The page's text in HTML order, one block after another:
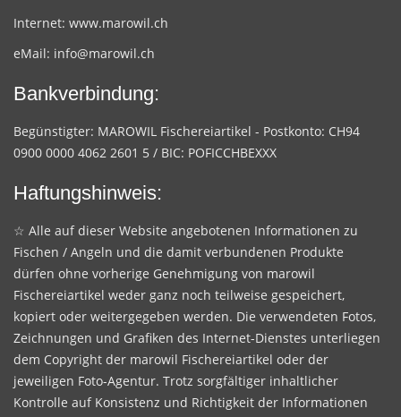
Internet: www.marowil.ch
eMail: info@marowil.ch
Bankverbindung:
Begünstigter: MAROWIL Fischereiartikel - Postkonto: CH94
0900 0000 4062 2601 5 / BIC: POFICCHBEXXX
Haftungshinweis:
☆ Alle auf dieser Website angebotenen Informationen zu
Fischen / Angeln und die damit verbundenen Produkte
dürfen ohne vorherige Genehmigung von marowil
Fischereiartikel weder ganz noch teilweise gespeichert,
kopiert oder weitergegeben werden. Die verwendeten Fotos,
Zeichnungen und Grafiken des Internet-Dienstes unterliegen
dem Copyright der marowil Fischereiartikel oder der
jeweiligen Foto-Agentur. Trotz sorgfältiger inhaltlicher
Kontrolle auf Konsistenz und Richtigkeit der Informationen